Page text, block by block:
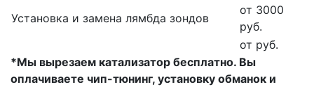
Установка и замена лямбда зондов
от 3000
руб.
от руб.
*Мы вырезаем катализатор бесплатно. Вы
оплачиваете чип-тюнинг, установку обманок и